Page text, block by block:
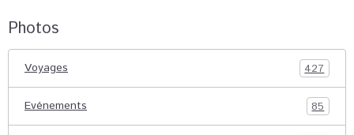
Photos
Voyages 427
Evénements 85